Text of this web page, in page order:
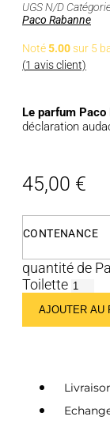
UGSN/D
Paco Rabanne
Noté5.00sur 5
(1 avis client)
Le parfum Paco
déclaration
45,00 €
CONTENANCE
quantité de
Toilette
AJOUTER AU